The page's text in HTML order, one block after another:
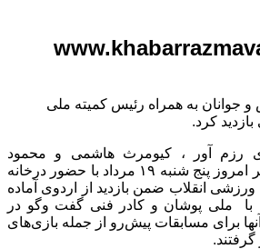
به همراه رئیس کمیته ملی
کرد.
رزم آور ، کیومرث هاشمی و محمود
خسروی وفا پیش از ظهر امروز پنج شنبه ۱۹ مرداد با حضور درخانه
انقلاب ضمن بازدید از اردوی آماده
با ملی پوشان و کادر فنی گفت وگو در
برای مسابقات پیش‌رو از جمله بازی‌های
گرفتند.